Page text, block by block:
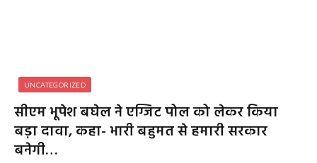
UNCATEGORIZED
सीएम भूपेश बघेल ने एग्जिट पोल को लेकर किया
बड़ा दावा, कहा- भारी बहुमत से हमारी सरकार
बनेगी…